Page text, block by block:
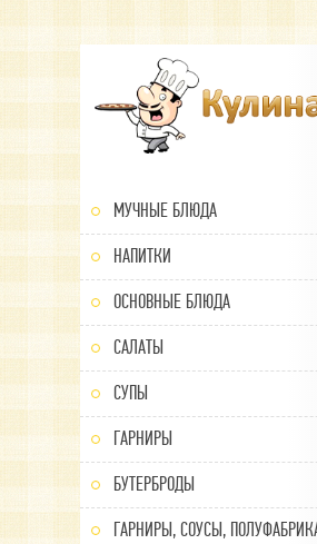
МУЧНЫЕ БЛЮДА
НАПИТКИ
ОСНОВНЫЕ БЛЮДА
САЛАТЫ
СУПЫ
ГАРНИРЫ
БУТЕРБРОДЫ
ГАРНИРЫ, СОУСЫ,